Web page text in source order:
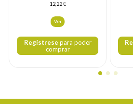
12,22 €
Ver
Regístrese para poder
comprar